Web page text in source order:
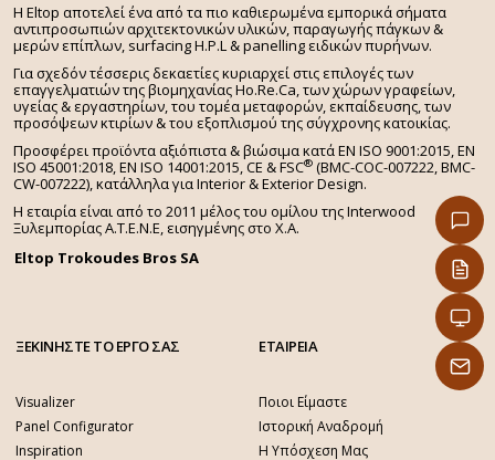
H Eltop αποτελεί ένα από τα πιο καθιερωμένα εμπορικά σήματα
αντιπροσωπιών αρχιτεκτονικών υλικών, παραγωγής πάγκων &
μερών επίπλων, surfacing H.P.L & panelling ειδικών πυρήνων.
Για σχεδόν τέσσερις δεκαετίες κυριαρχεί στις επιλογές των
επαγγελματιών της βιομηχανίας Ho.Re.Ca, των χώρων γραφείων,
υγείας & εργαστηρίων, του τομέα μεταφορών, εκπαίδευσης, των
προσόψεων κτιρίων & του εξοπλισμού της σύγχρονης κατοικίας.
Προσφέρει προϊόντα αξιόπιστα & βιώσιμα κατά EN ISO 9001:2015, EN
ISO 45001:2018, EN ISO 14001:2015, CE & FSC® (BMC-COC-007222, BMC-
CW-007222), κατάλληλα για Interior & Exterior Design.
Η εταιρία είναι από το 2011 μέλος του ομίλου της Interwood
Ξυλεμπορίας Α.Τ.Ε.Ν.Ε, εισηγμένης στο Χ.A.
Eltop Trokoudes Bros SA
ΞΕΚΙΝΗΣΤΕ ΤΟ ΕΡΓΟ ΣΑΣ
Visualizer
Panel Configurator
Inspiration
ΕΤΑΙΡΕΙΑ
Ποιοι Είμαστε
Ιστορική Αναδρομή
Η Υπόσχεση Μας